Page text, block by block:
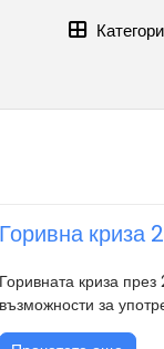
Горивна криза
Горивната криза
възможности за